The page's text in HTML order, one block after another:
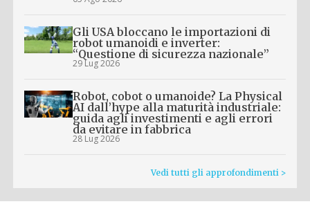
Gli USA bloccano le importazioni di
robot umanoidi e inverter:
“Questione di sicurezza nazionale”
29 Lug 2026
Robot, cobot o umanoide? La Physical
AI dall’hype alla maturità industriale:
guida agli investimenti e agli errori
da evitare in fabbrica
28 Lug 2026
Vedi tutti gli approfondimenti >